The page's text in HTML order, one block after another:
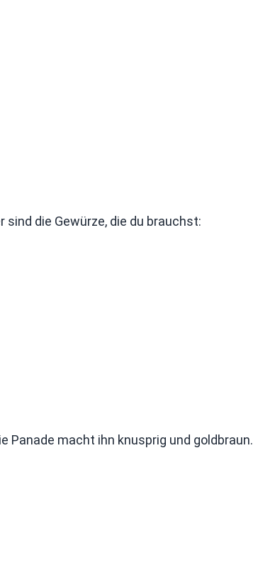
sind die Gewürze, die du brauchst:
Panade macht ihn knusprig und goldbraun.